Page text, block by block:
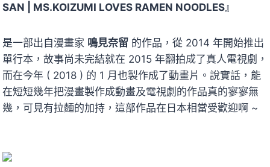
SAN
MS.KOIZUMI LOVES RAMEN NOODLES 』
是一部出自漫畫家 鳴見奈留 的作品，從 2014 年開始推出
單行本，故事尚未完結就在 2015 年翻拍成了真人電視劇，
而在今年 ( 2018 ) 的 1 月也製作成了動畫片。說實話，能
在短短幾年把漫畫製作成動畫及電視劇的作品真的寥寥無
幾，可見有拉麵的加持，這部作品在日本相當受歡迎啊 ~